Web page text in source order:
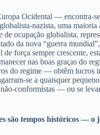
Ocidental — encontra-
nazista, uma
ocupação globalista,
da nova “guerra
força sempre
nas boas graças do
do regime — obtêm lucros
se a quaisquer
não-conformistas — ou se
são tempos históricos —